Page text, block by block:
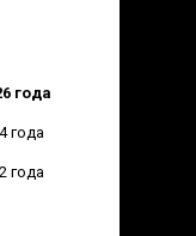
года
года
года